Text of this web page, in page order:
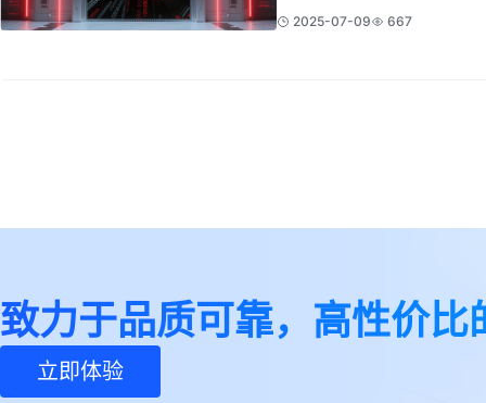
2025-07-09 667
致力于品质可靠，高性价比
立即体验